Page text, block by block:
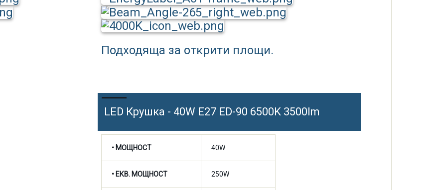
Подходяща за открити площи.
LED Крушка - 40W E27 ED-90 6500K 3500lm
• МОЩНОСТ 40W
• ЕКВ. МОЩНОСТ 250W